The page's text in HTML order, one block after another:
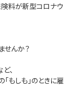
料が新型コロナウ
せんか？
、
もしも」のときに雇